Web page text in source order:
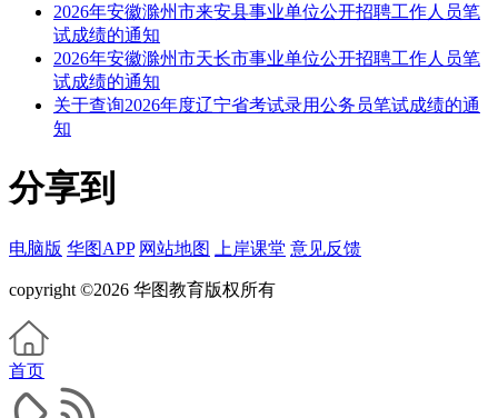
2026年安徽滁州市来安县事业单位公开招聘工作人员笔
试成绩的通知
2026年安徽滁州市天长市事业单位公开招聘工作人员笔
试成绩的通知
关于查询2026年度辽宁省考试录用公务员笔试成绩的通
知
分享到
电脑版 华图APP 网站地图 上岸课堂 意见反馈
copyright ©2026 华图教育版权所有
首页